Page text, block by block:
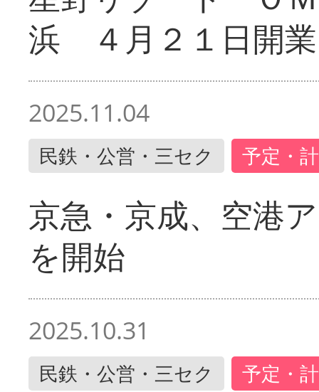
浜 ４月２１日開業
2025.11.04
民鉄・公営・三セク 予定・
京急・京成、空港
を開始
2025.10.31
民鉄・公営・三セク 予定・